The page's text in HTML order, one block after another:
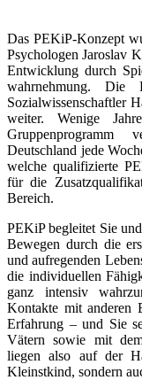
Das PEKiP-Konzept
Psychologen Jaroslav
Entwicklung durch
wahrnehmung. Die
Sozialwissenschaftler
weiter. Wenige
Gruppenprogramm
Deutschland jede
welche qualifizierte
für die
Bereich.
PEKiP begleitet Sie
Bewegen durch die
und aufregenden
die individuellen
ganz intensiv
Kontakte mit anderen
Erfahrung – und Sie
Vätern sowie mit
liegen also auf der
Kleinstkind, sondern